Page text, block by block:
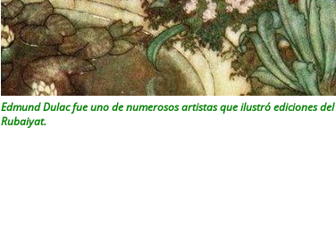
Edmund Dulac fue uno de numerosos artistas que ilustró ediciones del
Rubaiyat.